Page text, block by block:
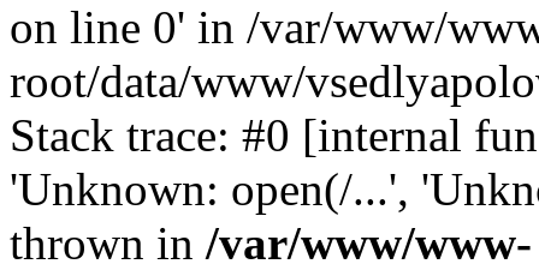
on line 0' in /var/www/
root/data/www/
Stack trace: #0 [internal
'Unknown: open(/...',
thrown in /var/www/www-